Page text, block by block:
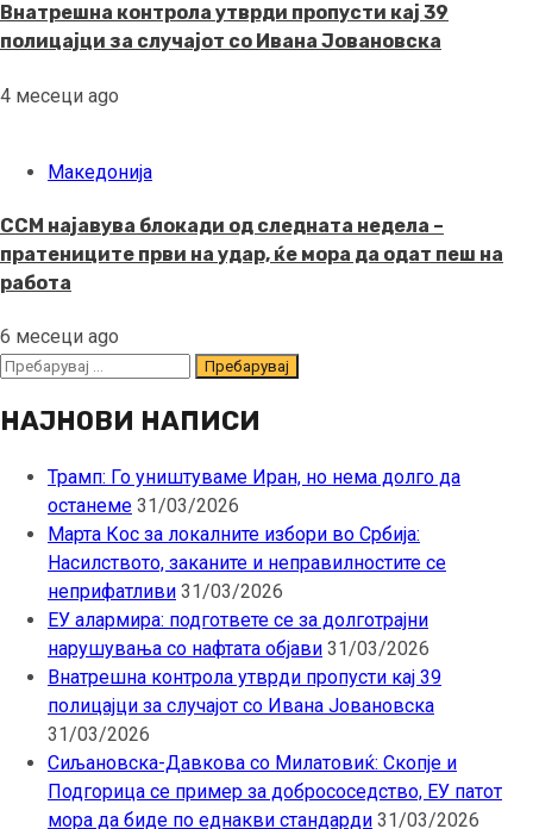
Внатрешна контрола утврди пропусти кај 39
полицајци за случајот со Ивана Јовановска
4 месеци ago
Македонија
ССМ најавува блокади од следната недела –
пратениците први на удар, ќе мора да одат пеш на
работа
6 месеци ago
Пребарувај
НАЈНОВИ НАПИСИ
Трамп: Го уништуваме Иран, но нема долго да
останеме 31/03/2026
Марта Кос за локалните избори во Србија:
Насилството, заканите и неправилностите се
неприфатливи 31/03/2026
ЕУ алармира: подгответе се за долготрајни
нарушувања со нафтата објави 31/03/2026
Внатрешна контрола утврди пропусти кај 39
полицајци за случајот со Ивана Јовановска
31/03/2026
Сиљановска-Давкова со Милатовиќ: Скопје и
Подгорица се пример за добрососедство, ЕУ патот
мора да биде по еднакви стандарди 31/03/2026